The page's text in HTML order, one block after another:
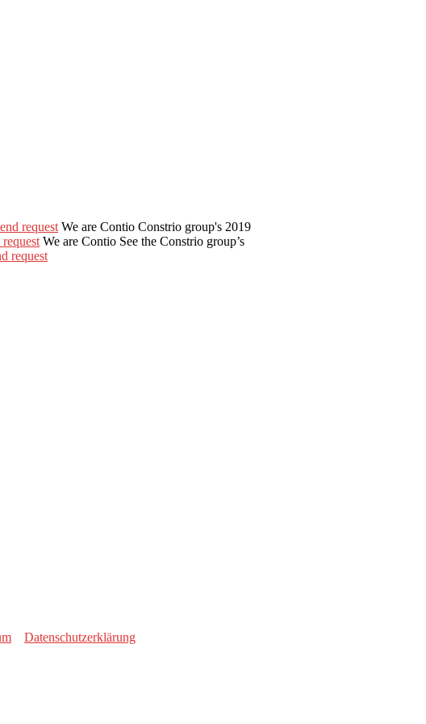
request We are Contio Constrio group's 2019
request We are Contio See the Constrio group’s
request
Datenschutzerklärung